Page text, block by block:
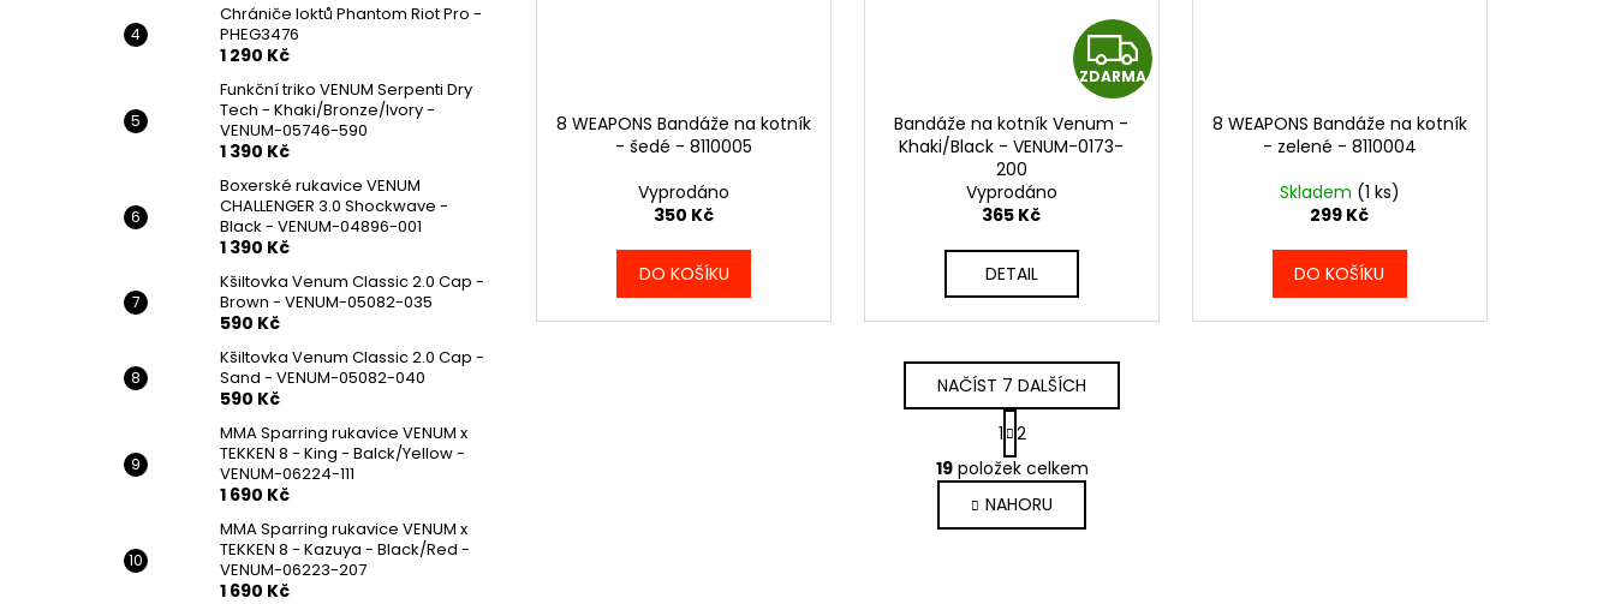
Chrániče loktů Phantom Riot Pro -
PHEG3476
1 290 Kč
Funkční triko VENUM Serpenti Dry
Tech - Khaki/Bronze/Ivory -
VENUM-05746-590
1 390 Kč
Boxerské rukavice VENUM
CHALLENGER 3.0 Shockwave -
Black - VENUM-04896-001
1 390 Kč
Kšiltovka Venum Classic 2.0 Cap -
Brown - VENUM-05082-035
590 Kč
Kšiltovka Venum Classic 2.0 Cap -
Sand - VENUM-05082-040
590 Kč
MMA Sparring rukavice VENUM x
TEKKEN 8 - King - Balck/Yellow -
VENUM-06224-111
1 690 Kč
MMA Sparring rukavice VENUM x
TEKKEN 8 - Kazuya - Black/Red -
VENUM-06223-207
1 690 Kč
8 WEAPONS Bandáže na kotník
- šedé - 8110005
Vyprodáno
350 Kč
DO KOŠÍKU
Z
D
ZDARMA
Bandáže na kotník Venum -
Khaki/Black - VENUM-0173-
200
Vyprodáno
365 Kč
DETAIL
8 WEAPONS Bandáže na kotník
- zelené - 8110004
Skladem (1 ks)
299 Kč
DO KOŠÍKU
O
v
l
á
NAČÍST 7 DALŠÍCH
S
t
r
á
n
k
1 2
19položek celkem
NAHORU